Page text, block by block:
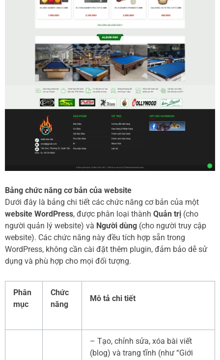
Bảng chức năng cơ bản của website
Dưới đây là bảng chi tiết các chức năng cơ bản của một
website WordPress, được phân loại thành Quản trị (cho
người quản lý website) và Người dùng (cho người truy cập
website). Các chức năng này đều tích hợp sẵn trong
WordPress, không cần cài đặt thêm plugin, đảm bảo dễ sử
dụng và phù hợp cho mọi đối tượng.
Phân
mục
Chức
năng
Mô tả chi tiết
– Tạo, chỉnh sửa, xóa bài viết
(blog) và trang tĩnh (như “Giới